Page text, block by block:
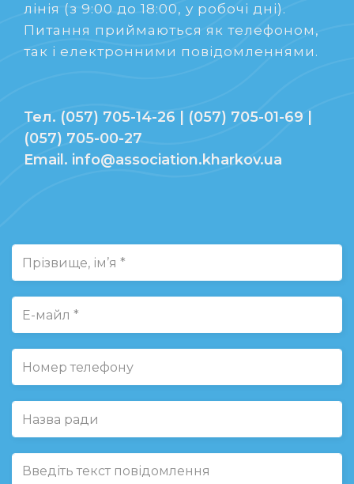
лінія (з 9:00 до 18:00, у робочі дні).
Питання приймаються як телефоном,
так і електронними повідомленнями.
Тел. (057) 705-14-26 | (057) 705-01-69 |
(057) 705-00-27
Email. info@association.kharkov.ua